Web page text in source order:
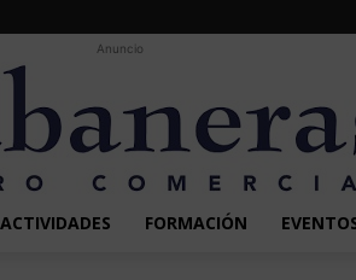
Anuncio
ACTIVIDADES FORMACIÓN